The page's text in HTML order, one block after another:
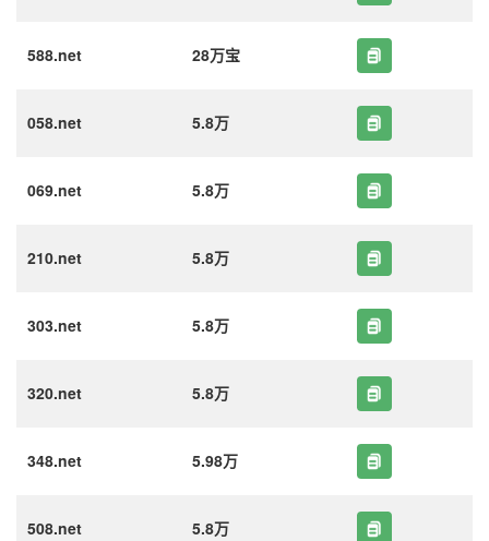
588.net 28万宝
058.net 5.8万
069.net 5.8万
210.net 5.8万
303.net 5.8万
320.net 5.8万
348.net 5.98万
508.net 5.8万